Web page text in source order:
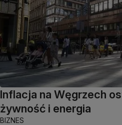
Inflacja na Węgrzech
żywność i energia
BIZNES